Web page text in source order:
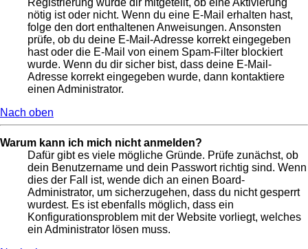
Registrierung wurde dir mitgeteilt, ob eine Aktivierung
nötig ist oder nicht. Wenn du eine E-Mail erhalten hast,
folge den dort enthaltenen Anweisungen. Ansonsten
prüfe, ob du deine E-Mail-Adresse korrekt eingegeben
hast oder die E-Mail von einem Spam-Filter blockiert
wurde. Wenn du dir sicher bist, dass deine E-Mail-
Adresse korrekt eingegeben wurde, dann kontaktiere
einen Administrator.
Nach oben
Warum kann ich mich nicht anmelden?
Dafür gibt es viele mögliche Gründe. Prüfe zunächst, ob
dein Benutzername und dein Passwort richtig sind. Wenn
dies der Fall ist, wende dich an einen Board-
Administrator, um sicherzugehen, dass du nicht gesperrt
wurdest. Es ist ebenfalls möglich, dass ein
Konfigurationsproblem mit der Website vorliegt, welches
ein Administrator lösen muss.